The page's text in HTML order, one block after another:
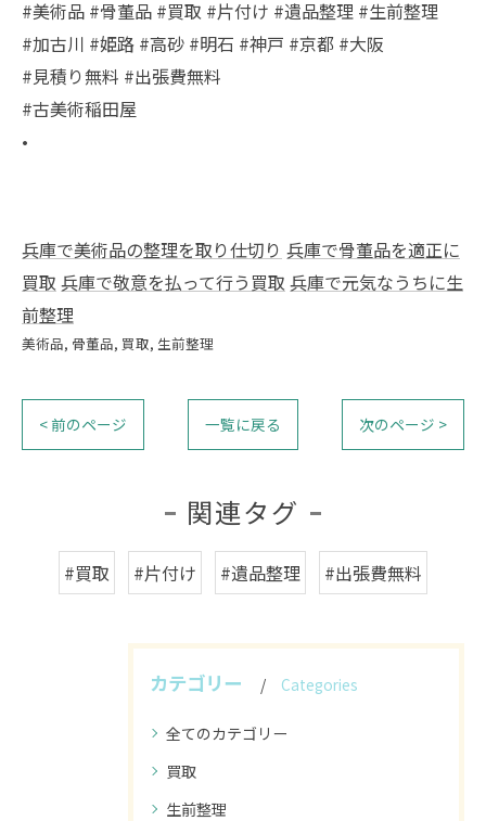
#美術品 #骨董品 #買取 #片付け #遺品整理 #生前整理
#加古川 #姫路 #高砂 #明石 #神戸 #京都 #大阪
#見積り無料 #出張費無料
#古美術稲田屋
•
兵庫で美術品の整理を取り仕切り 兵庫で骨董品を適正に
買取 兵庫で敬意を払って行う買取 兵庫で元気なうちに生
前整理
美術品 骨董品 買取 生前整理
< 前のページ 一覧に戻る 次のページ >
関連タグ
#買取 #片付け #遺品整理 #出張費無料
カテゴリー Categories
全てのカテゴリー
買取
生前整理